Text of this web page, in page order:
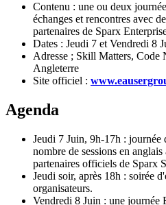
Contenu : une ou deux
échanges et rencontres avec
partenaires de Sparx
Dates : Jeudi 7 et Vendredi 8
Adresse ; Skill Matters,
Angleterre
Site officiel :
Agenda
Jeudi 7 Juin, 9h-17h :
nombre de sessions en
partenaires officiels de Sparx
Jeudi soir, après 18h : soirée
organisateurs.
Vendredi 8 Juin : une